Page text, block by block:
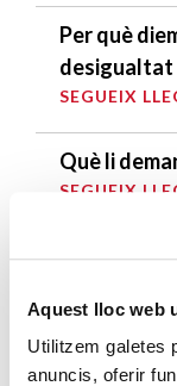
Aquest lloc web
Utilitzem galetes
anuncis, oferir
Per què
desigualtat
SEGUEIX
Què li
SEGUEIX
“Jesús va
SEGUEIX